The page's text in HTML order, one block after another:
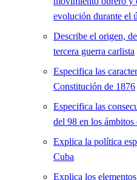
evolución durante el
Describe el origen,
tercera guerra carlista
Especifica las
Constitución de 1876
Especifica las
del 98 en los
Explica la política
Cuba
Explica los